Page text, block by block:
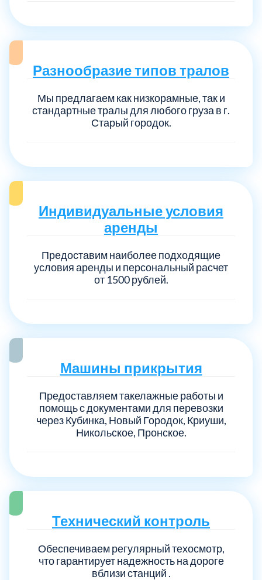
Разнообразие типов тралов
Мы предлагаем как низкорамные, так и
стандартные тралы для любого груза в г.
Старый городок.
Индивидуальные условия
аренды
Предоставим наиболее подходящие
условия аренды и персональный расчет
от 1500 рублей.
Машины прикрытия
Предоставляем такелажные работы и
помощь с документами для перевозки
через Кубинка, Новый Городок, Криуши,
Никольское, Пронское.
Технический контроль
Обеспечиваем регулярный техосмотр,
что гарантирует надежность на дороге
вблизи станций .